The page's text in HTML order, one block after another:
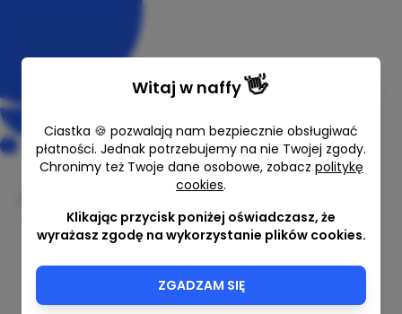
Ułamki zwykłe o różnych
mianownikach - ćwiczenia
Zabawy dla dzieci
Witaj w naffy 👋
Ciastka 🍪 pozwalają nam bezpiecznie obsługiwać
płatności. Jednak potrzebujemy na nie Twojej zgody.
Chronimy też Twoje dane osobowe, zobacz politykę
cookies.
Klikając przycisk poniżej oświadczasz, że
wyrażasz zgodę na wykorzystanie plików cookies.
ZGADZAM SIĘ